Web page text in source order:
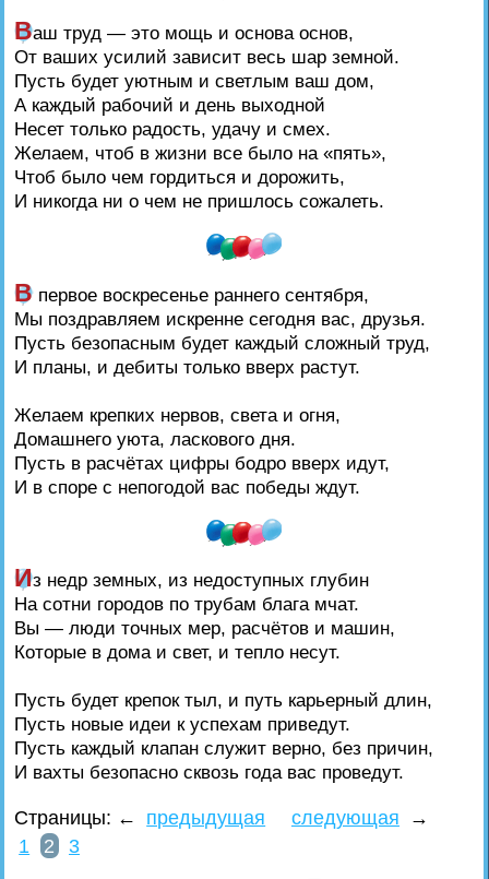
Ваш труд — это мощь и основа основ,
От ваших усилий зависит весь шар земной.
Пусть будет уютным и светлым ваш дом,
А каждый рабочий и день выходной
Несет только радость, удачу и смех.
Желаем, чтоб в жизни все было на «пять»,
Чтоб было чем гордиться и дорожить,
И никогда ни о чем не пришлось сожалеть.
Впервое воскресенье раннего сентября,
Мы поздравляем искренне сегодня вас, друзья.
Пусть безопасным будет каждый сложный труд,
И планы, и дебиты только вверх растут.
Желаем крепких нервов, света и огня,
Домашнего уюта, ласкового дня.
Пусть в расчётах цифры бодро вверх идут,
И в споре с непогодой вас победы ждут.
Из недр земных, из недоступных глубин
На сотни городов по трубам блага мчат.
Вы — люди точных мер, расчётов и машин,
Которые в дома и свет, и тепло несут.
Пусть будет крепок тыл, и путь карьерный длин,
Пусть новые идеи к успехам приведут.
Пусть каждый клапан служит верно, без причин,
И вахты безопасно сквозь года вас проведут.
Страницы: ← предыдущая следующая
→
1
2 3